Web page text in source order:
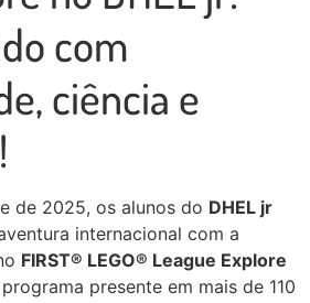
com
ciência e
de 2025, os alunos do DHEL jr
internacional com a
FIRST® LEGO® League Explore
presente em mais de 110